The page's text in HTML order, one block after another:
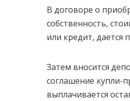
В договоре о
собственность,
или кредит, дается
Затем вносится
соглашение купли-
выплачивается